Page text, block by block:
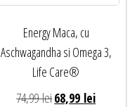
Energy Maca, cu
Aschwagandha si Omega 3,
Life Care®
74,99leiPrețul
68,99 leiPrețul